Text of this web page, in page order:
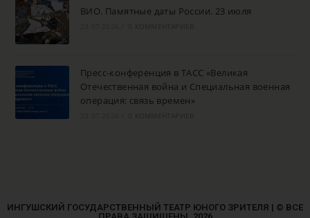
ВИО. Памятные даты России. 23 июля
Пресс-конференция в ТАСС «Великая
Отечественная война и Специальная военная
операция: связь времен»
ИНГУШСКИЙ ГОСУДАРСТВЕННЫЙ ТЕАТР ЮНОГО ЗРИТЕЛЯ | © ВСЕ